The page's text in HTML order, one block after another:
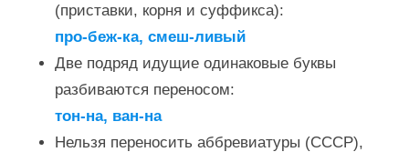
(приставки, корня и суффикса):
про-беж-ка, смеш-ливый
Две подряд идущие одинаковые буквы
разбиваются переносом:
тон-на, ван-на
Нельзя переносить аббревиатуры (СССР),